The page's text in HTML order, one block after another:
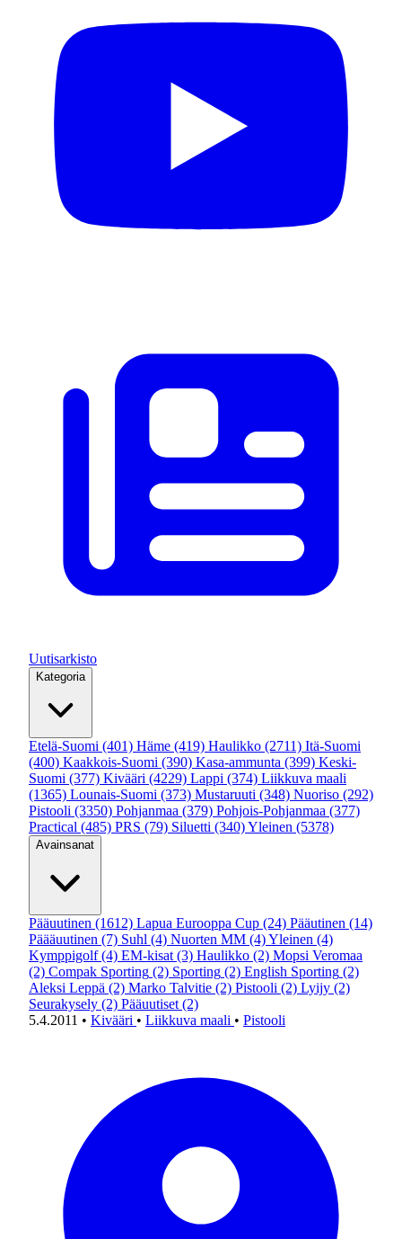
Uutisarkisto
Kategoria
Etelä-Suomi (401) Häme (419) Haulikko (2711) Itä-Suomi
(400) Kaakkois-Suomi (390) Kasa-ammunta (399) Keski-
Suomi (377) Kivääri (4229) Lappi (374) Liikkuva maali
(1365) Lounais-Suomi (373) Mustaruuti (348) Nuoriso (292)
Pistooli (3350) Pohjanmaa (379) Pohjois-Pohjanmaa (377)
Practical (485) PRS (79) Siluetti (340)Yleinen (5378)
Avainsanat
Pääuutinen (1612) Lapua Eurooppa Cup (24) Pääutinen (14)
Päääuutinen (7) Suhl (4) Nuorten MM (4)Yleinen (4)
Kymppigolf (4) EM-kisat (3) Haulikko (2) Mopsi Veromaa
(2) Compak Sporting (2) Sporting (2) English Sporting (2)
Aleksi Leppä (2) Marko Talvitie (2) Pistooli (2) Lyijy (2)
Seurakysely (2) Pääuutiset (2)
5.4.2011 • Kivääri • Liikkuva maali • Pistooli